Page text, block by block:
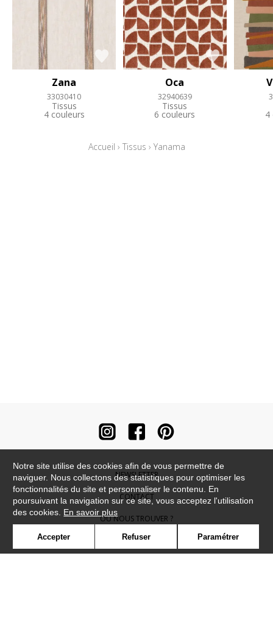
Zana
33030410
Tissus
4 couleurs
Oca
32940639
Tissus
6 couleurs 4
Accueil › Tissus › Yanama
NEWSLETTER
CONTACT
OÙ NOUS TROUVER ?
CONTRACT
Notre site utilise des cookies afin de vous permettre de
naviguer. Nous collectons des statistiques pour optimiser les
fonctionnalités du site et personnaliser le contenu. En
poursuivant la navigation sur ce site, vous acceptez l'utilisation
des cookies. En savoir plus
Accepter Refuser Paramétrer